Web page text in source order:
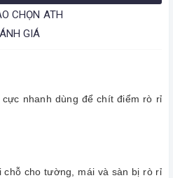
CHỌN ATH
GIÁ
nhanh dùng để chít điểm rò rỉ
cho tường, mái và sàn bị rò rỉ